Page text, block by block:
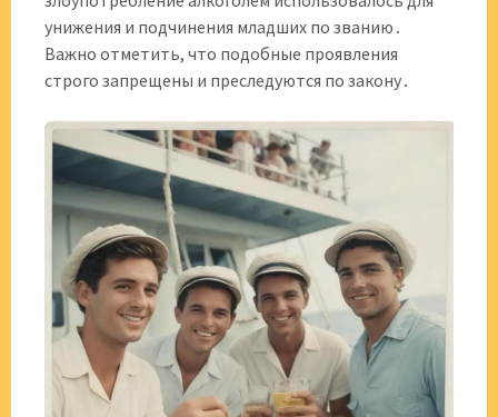
унижения и подчинения младших по званию․
Важно отметить, что подобные проявления
строго запрещены и преследуются по закону․